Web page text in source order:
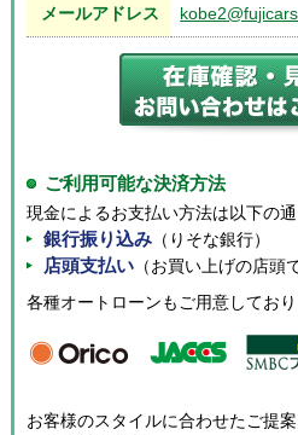
メールアドレス
ご利用可能な決済方法
現金によるお支払い方法は以下の通
銀行振り込み （りそな銀行）
店頭支払い （お買い上げの店頭
各種オートローンもご用意しており
お客様のスタイルに合わせたご提